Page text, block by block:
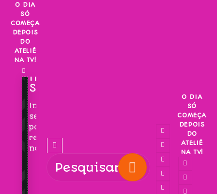
Skip
content
O DIA
SÓ
COMEÇA
DEPOIS
DO
ATELIÊ
NA TV!
INSCREVA-
SE!
Inscreva-
se
para
receber
novidades!
O DIA
SÓ
COMEÇA
DEPOIS
DO
ATELIÊ
NA TV!